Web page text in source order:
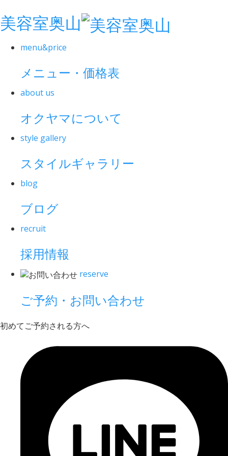
美容室奥山
menu&price
メニュー・価格表
about us
オクヤマについて
style gallery
スタイルギャラリー
blog
ブログ
recruit
採用情報
reserve
ご予約・お問い合わせ
初めてご予約される方へ